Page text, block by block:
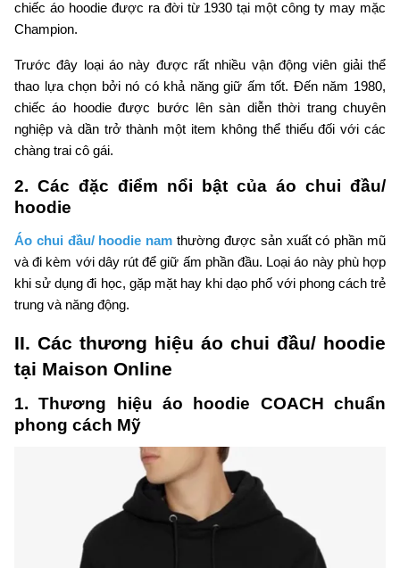
chiếc áo hoodie được ra đời từ 1930 tại một công ty may mặc
Champion.
Trước đây loại áo này được rất nhiều vận động viên giải thể
thao lựa chọn bởi nó có khả năng giữ ấm tốt. Đến năm 1980,
chiếc áo hoodie được bước lên sàn diễn thời trang chuyên
nghiệp và dần trở thành một item không thể thiếu đối với các
chàng trai cô gái.
2. Các đặc điểm nổi bật của áo chui đầu/
hoodie
Áo chui đầu/ hoodie nam thường được sản xuất có phần mũ
và đi kèm với dây rút để giữ ấm phần đầu. Loại áo này phù hợp
khi sử dụng đi học, gặp mặt hay khi dạo phố với phong cách trẻ
trung và năng động.
II. Các thương hiệu áo chui đầu/ hoodie
tại Maison Online
1. Thương hiệu áo hoodie COACH chuẩn
phong cách Mỹ